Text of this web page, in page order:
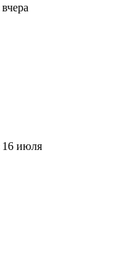
вчера
16 июля